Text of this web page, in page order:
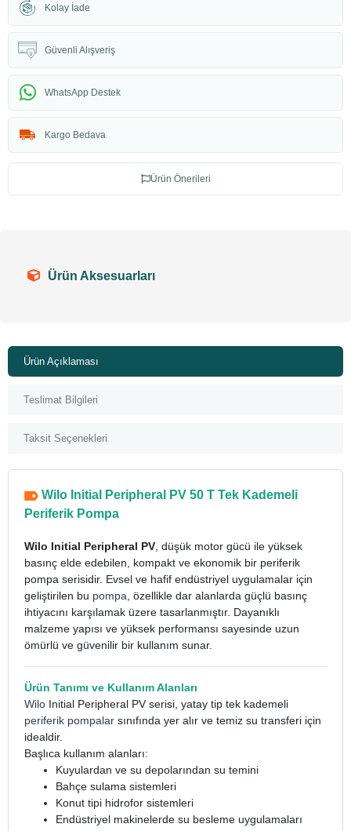
Kolay İade
Güvenli Alışveriş
WhatsApp Destek
Kargo Bedava
Ürün Önerileri
Ürün Aksesuarları
Ürün Açıklaması
Teslimat Bilgileri
Taksit Seçenekleri
Wilo Initial Peripheral PV 50 T Tek Kademeli
Periferik Pompa
Wilo Initial Peripheral PV , düşük motor gücü ile yüksek
basınç elde edebilen, kompakt ve ekonomik bir periferik
pompa serisidir. Evsel ve hafif endüstriyel uygulamalar için
geliştirilen bu pompa , özellikle dar alanlarda güçlü basınç
ihtiyacını karşılamak üzere tasarlanmıştır. Dayanıklı
malzeme yapısı ve yüksek performansı sayesinde uzun
ömürlü ve güvenilir bir kullanım sunar.
Ürün Tanımı ve Kullanım Alanları
Wilo Initial Peripheral PV serisi, yatay tip tek kademeli
periferik pompalar sınıfında yer alır ve temiz su transferi için
idealdir.
Başlıca kullanım alanları:
Kuyulardan ve su depolarından su temini
Bahçe sulama sistemleri
Konut tipi hidrofor sistemleri
Endüstriyel makinelerde su besleme uygulamaları